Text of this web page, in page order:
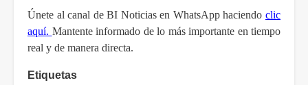
Únete al canal de BI Noticias en WhatsApp haciendo clic
aquí. Mantente informado de lo más importante en tiempo
real y de manera directa.
Etiquetas